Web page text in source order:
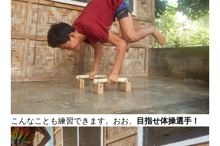
こんなことも練習できます。おお、 目指せ体操選手！